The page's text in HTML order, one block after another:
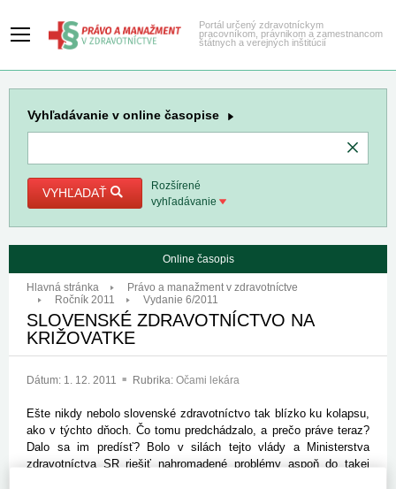
Portál určený zdravotníckym
pracovníkom, právnikom a zamestnancom
štátnych a verejných inštitúcií
Vyhľadávanie v online časopise
VYHĽADAŤ
Rozšírené
vyhľadávanie
Online časopis
Hlavná stránka
Právo a manažment v zdravotníctve
Ročník 2011
Vydanie 6/2011
SLOVENSKÉ ZDRAVOTNÍCTVO NA
KRIŽOVATKE
Dátum: 1. 12. 2011 Rubrika: Očami lekára
Ešte nikdy nebolo slovenské zdravotníctvo tak blízko ku kolapsu,
ako v týchto dňoch. Čo tomu predchádzalo, a prečo práve teraz?
Dalo sa im predísť? Bolo v silách tejto vlády a Ministerstva
zdravotníctva SR riešiť nahromadené problémy aspoň do takej